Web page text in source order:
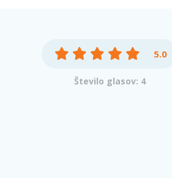
5.0
Število glasov: 4